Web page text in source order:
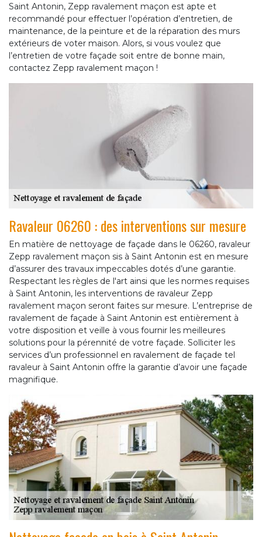
Saint Antonin, Zepp ravalement maçon est apte et
recommandé pour effectuer l’opération d’entretien, de
maintenance, de la peinture et de la réparation des murs
extérieurs de voter maison. Alors, si vous voulez que
l’entretien de votre façade soit entre de bonne main,
contactez Zepp ravalement maçon !
Ravaleur 06260 : des interventions sur mesure
En matière de nettoyage de façade dans le 06260, ravaleur
Zepp ravalement maçon sis à Saint Antonin est en mesure
d’assurer des travaux impeccables dotés d’une garantie.
Respectant les règles de l'art ainsi que les normes requises
à Saint Antonin, les interventions de ravaleur Zepp
ravalement maçon seront faites sur mesure. L’entreprise de
ravalement de façade à Saint Antonin est entièrement à
votre disposition et veille à vous fournir les meilleures
solutions pour la pérennité de votre façade. Solliciter les
services d’un professionnel en ravalement de façade tel
ravaleur à Saint Antonin offre la garantie d’avoir une façade
magnifique.